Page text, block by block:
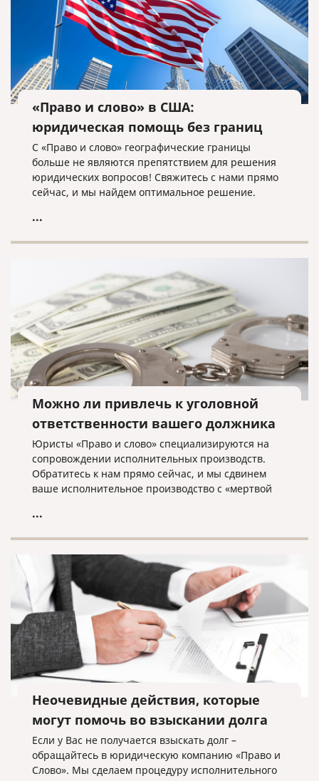
«Право и слово» в США:
юридическая помощь без границ
С «Право и слово» географические границы
больше не являются препятствием для решения
юридических вопросов! Свяжитесь с нами прямо
сейчас, и мы найдем оптимальное решение.
...
Можно ли привлечь к уголовной
ответственности вашего должника
Юристы «Право и слово» специализируются на
сопровождении исполнительных производств.
Обратитесь к нам прямо сейчас, и мы сдвинем
ваше исполнительное производство с «мертвой
...
Неочевидные действия, которые
могут помочь во взыскании долга
Если у Вас не получается взыскать долг –
обращайтесь в юридическую компанию «Право и
Слово». Мы сделаем процедуру исполнительного